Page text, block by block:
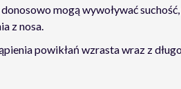
mogą wywoływać
z nosa.
powikłań wzrasta wraz z